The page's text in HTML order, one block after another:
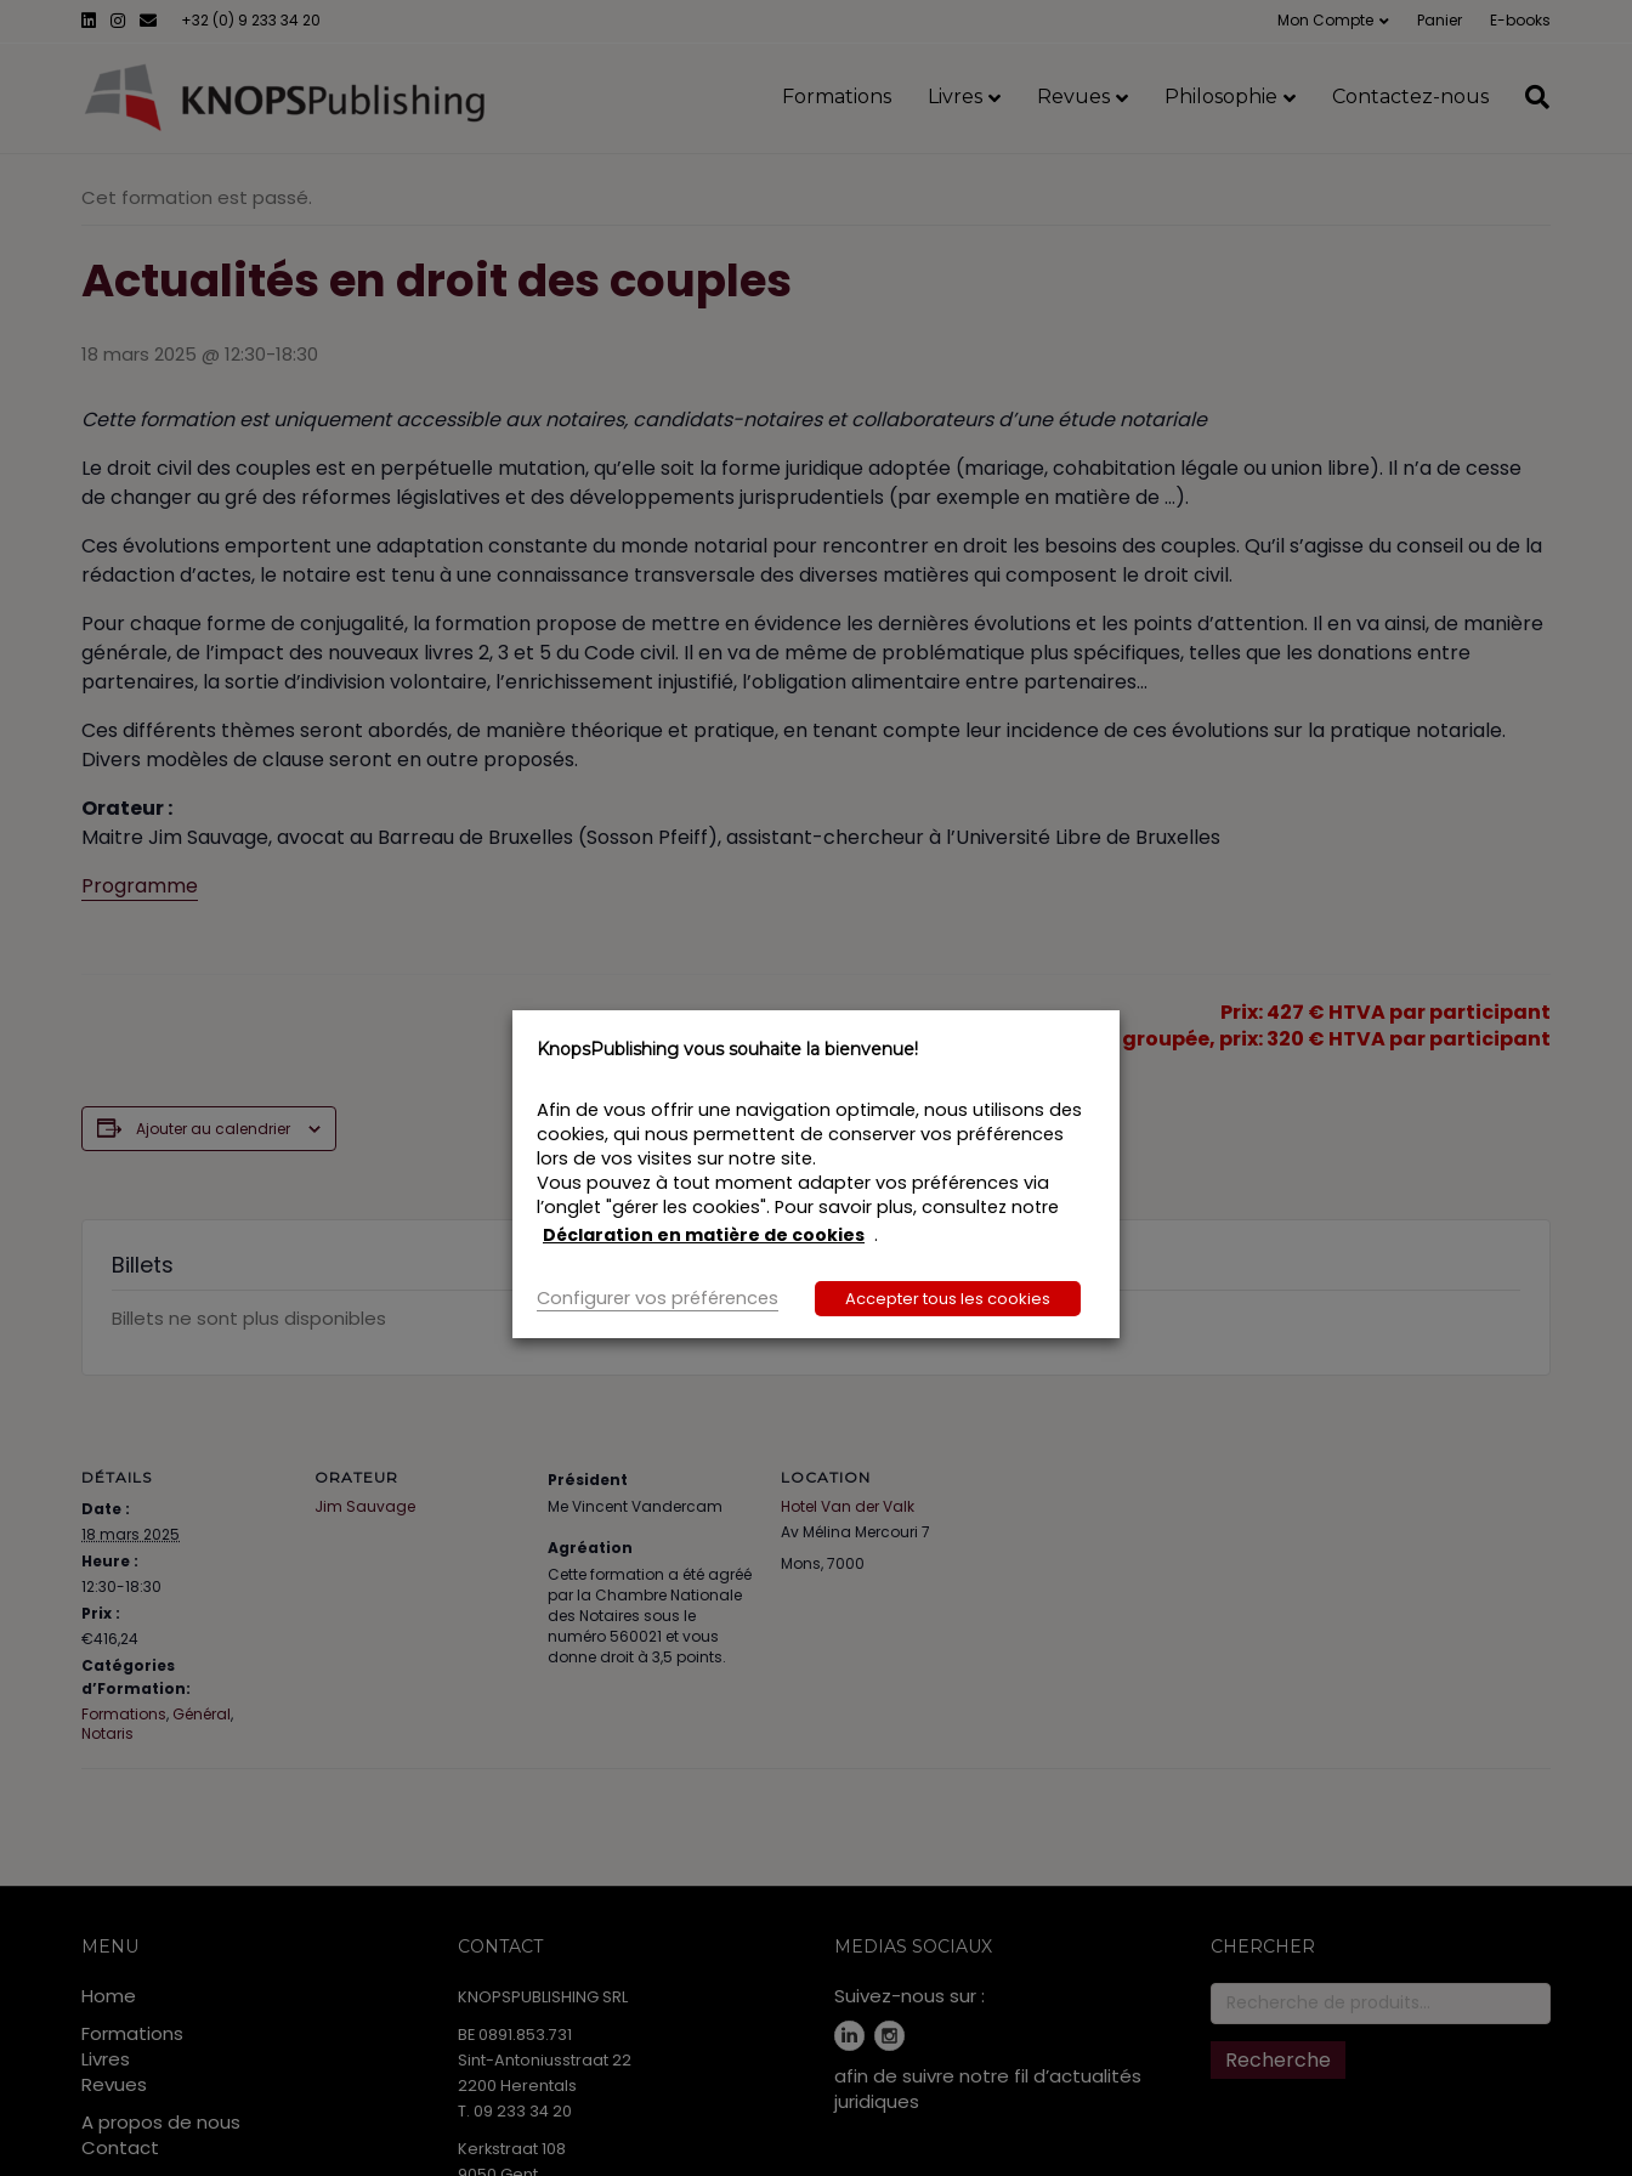
L
i
d
I
n
g
r
E
m
i
+32 (0) 9 233 34 20 Mon Compte Panier E-books
Formations Livres Revues Philosophie Contactez-nous
Cet formation est passé.
Actualités en droit des couples
18 mars 2025 @ 12:30-18:30
Cette formation est uniquement accessible aux notaires, candidats-notaires et collaborateurs d’une étude notariale
Le droit civil des couples est en perpétuelle mutation, qu’elle soit la forme juridique adoptée (mariage, cohabitation légale ou union libre). Il n’a de cesse
de changer au gré des réformes législatives et des développements jurisprudentiels (par exemple en matière de …).
Ces évolutions emportent une adaptation constante du monde notarial pour rencontrer en droit les besoins des couples. Qu’il s’agisse du conseil ou de la
rédaction d’actes, le notaire est tenu à une connaissance transversale des diverses matières qui composent le droit civil.
Pour chaque forme de conjugalité, la formation propose de mettre en évidence les dernières évolutions et les points d’attention. Il en va ainsi, de manière
générale, de l’impact des nouveaux livres 2, 3 et 5 du Code civil. Il en va de même de problématique plus spécifiques, telles que les donations entre
partenaires, la sortie d’indivision volontaire, l’enrichissement injustifié, l’obligation alimentaire entre partenaires…
Ces différents thèmes seront abordés, de manière théorique et pratique, en tenant compte leur incidence de ces évolutions sur la pratique notariale.
Divers modèles de clause seront en outre proposés.
Orateur :
Maitre Jim Sauvage, avocat au Barreau de Bruxelles (Sosson Pfeiff), assistant-chercheur à l’Université Libre de Bruxelles
Programme
Prix: 427 € HTVA par participant
Si inscription groupée, prix: 320 € HTVA par participant
Ajouter au calendrier
Billets
Billets ne sont plus disponibles
DÉTAILS
Date :
18 mars 2025
Heure :
12:30-18:30
Prix :
€416,24
Catégories
d’Formation:
Formations, Général,
Notaris
ORATEUR
Jim Sauvage
Président
Me Vincent Vandercam
Agréation
Cette formation a été agréé
par la Chambre Nationale
des Notaires sous le
numéro 560021 et vous
donne droit à 3,5 points.
LOCATION
Hotel Van der Valk
Av Mélina Mercouri 7
Mons,7000
MENU
Home
Formations
Livres
Revues
A propos de nous
Contact
CONTACT
KNOPSPUBLISHING SRL
BE 0891.853.731
Sint-Antoniusstraat 22
2200 Herentals
T. 09 233 34 20
Kerkstraat 108
MEDIAS SOCIAUX
Suivez-nous sur :
afin de suivre notre fil d’actualités
juridiques
CHERCHER
Recherche
pour :
Recherche
KnopsPublishing vous souhaite la bienvenue!
Afin de vous offrir une navigation optimale, nous utilisons des
cookies, qui nous permettent de conserver vos préférences
lors de vos visites sur notre site.
Vous pouvez à tout moment adapter vos préférences via
l’onglet "gérer les cookies". Pour savoir plus, consultez notre
Déclaration en matière de cookies .
Configurer vos préférences Accepter tous les cookies